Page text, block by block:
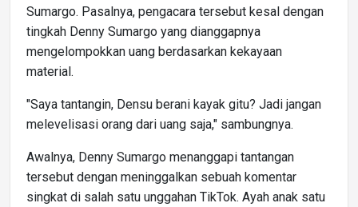
Sumargo. Pasalnya, pengacara tersebut kesal dengan
tingkah Denny Sumargo yang dianggapnya
mengelompokkan uang berdasarkan kekayaan
material.
"Saya tantangin, Densu berani kayak gitu? Jadi jangan
melevelisasi orang dari uang saja," sambungnya.
Awalnya, Denny Sumargo menanggapi tantangan
tersebut dengan meninggalkan sebuah komentar
singkat di salah satu unggahan TikTok. Ayah anak satu